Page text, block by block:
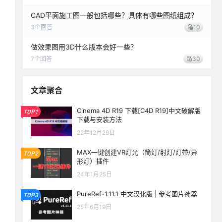
CAD平面施工图一般包括哪些？具体有哪些图纸组成？
3个回答 10
做效果图用3D什么版本会好一些？
7个回答 30
文章聚合
TOP1
Cinema 4D R19 下载[C4D R19]中文破解版
下载与安装方法
22年12月29日
TOP2
MAX一键创建VR灯光（筒灯/射灯/灯带/异
形灯）插件
24年1月25日
TOP3 PureRef-1.11.1 中文汉化版 | 参考图片神器
25年6月19日